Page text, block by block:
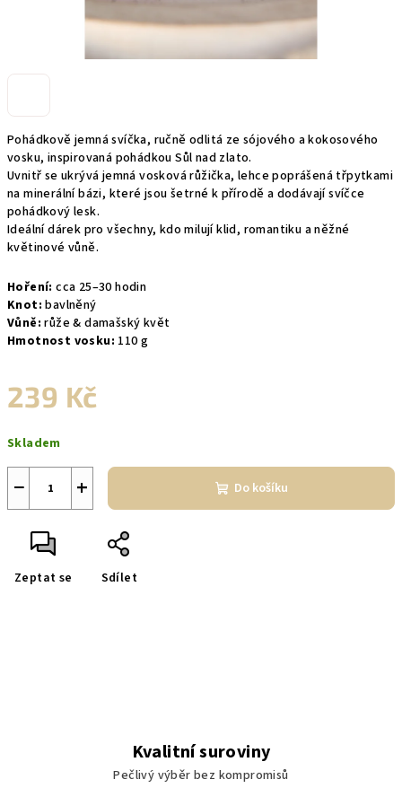
Pohádkově jemná svíčka, ručně odlitá ze sójového a kokosového
vosku, inspirovaná pohádkou Sůl nad zlato.
Uvnitř se ukrývá jemná vosková růžička, lehce poprášená třpytkami
na minerální bázi, které jsou šetrné k přírodě a dodávají svíčce
pohádkový lesk.
Ideální dárek pro všechny, kdo milují klid, romantiku a něžné
květinové vůně.
Hoření: cca 25–30 hodin
Knot: bavlněný
Vůně: růže & damašský květ
Hmotnost vosku: 110 g
239 Kč
cena:
Skladem
+
− Do košíku
Zeptat se Sdílet
Kvalitní suroviny
Pečlivý výběr bez kompromisů